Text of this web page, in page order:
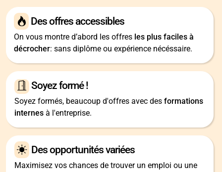
Des offres accessibles
On vous montre d’abord les offres les plus faciles à
décrocher: sans diplôme ou expérience nécéssaire.
Soyez formé !
Soyez formés, beaucoup d'offres avec des formations
internes à l'entreprise.
Des opportunités variées
Maximisez vos chances de trouver un emploi ou une